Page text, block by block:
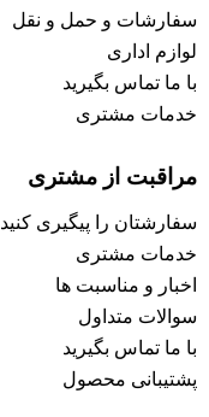
سفارشات و حمل و نقل
لوازم اداری
با ما تماس بگیرید
خدمات مشتری
مراقبت از مشتری
سفارشتان را پیگیری کنید
خدمات مشتری
اخبار و مناسبت ها
سوالات متداول
با ما تماس بگیرید
پشتیبانی محصول